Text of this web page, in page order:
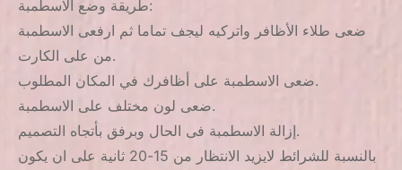
طريقة وضع الاسطمبة:
ضعى طلاء الأظافر واتركيه ليجف تماما ثم ارفعى الاسطمبة
من على الكارت.
ضعى الاسطمبة على أظافرك في المكان المطلوب.
ضعى لون مختلف على الاسطمبة.
إزالة الاسطمبة فى الحال وبرفق بأتجاه التصميم.
بالنسبة للشرائط لايزيد الانتظار من 15-20 ثانية على ان يكون